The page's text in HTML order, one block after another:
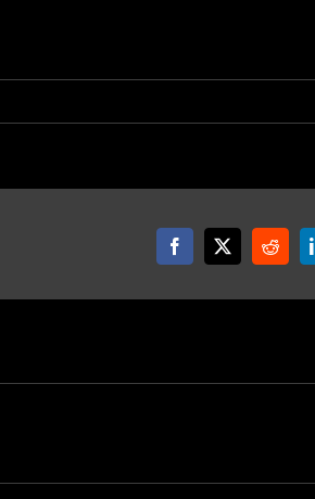
Facebook
X Reddit